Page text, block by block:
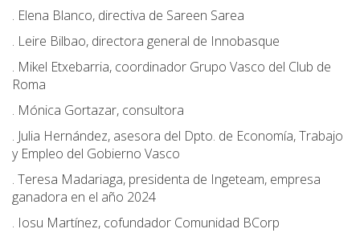
. Elena Blanco, directiva de Sareen Sarea
. Leire Bilbao, directora general de Innobasque
. Mikel Etxebarria, coordinador Grupo Vasco del Club de
Roma
. Mónica Gortazar, consultora
. Julia Hernández, asesora del Dpto. de Economía, Trabajo
y Empleo del Gobierno Vasco
. Teresa Madariaga, presidenta de Ingeteam, empresa
ganadora en el año 2024
. Iosu Martínez, cofundador Comunidad BCorp